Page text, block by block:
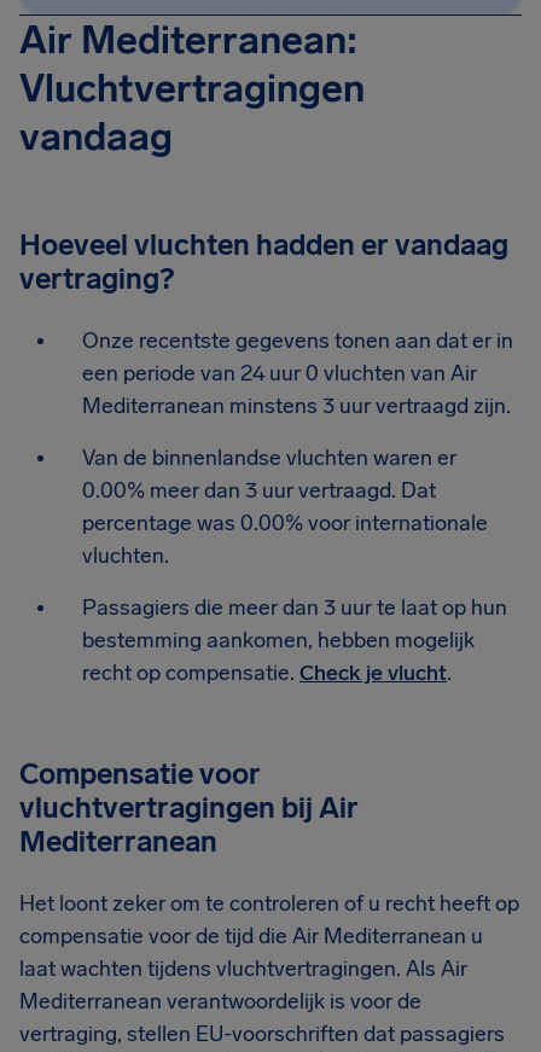
Air Mediterranean:
Vluchtvertragingen
vandaag
Hoeveel vluchten hadden er vandaag
vertraging?
Onze recentste gegevens tonen aan dat er in
een periode van 24 uur 0 vluchten van Air
Mediterranean minstens 3 uur vertraagd zijn.
Van de binnenlandse vluchten waren er
0.00% meer dan 3 uur vertraagd. Dat
percentage was 0.00% voor internationale
vluchten.
Passagiers die meer dan 3 uur te laat op hun
bestemming aankomen, hebben mogelijk
recht op compensatie. Check je vlucht.
Compensatie voor
vluchtvertragingen bij Air
Mediterranean
Het loont zeker om te controleren of u recht heeft op
compensatie voor de tijd die Air Mediterranean u
laat wachten tijdens vluchtvertragingen. Als Air
Mediterranean verantwoordelijk is voor de
vertraging, stellen EU-voorschriften dat passagiers